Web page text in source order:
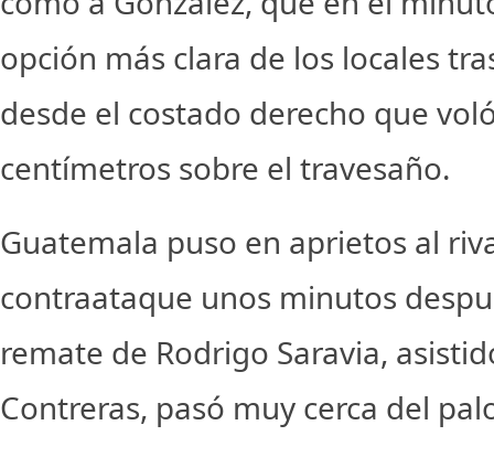
opción más clara de los locales
desde el costado derecho que
centímetros sobre el travesaño.
Guatemala puso en aprietos al
contraataque unos minutos
remate de Rodrigo Saravia,
Contreras, pasó muy cerca del